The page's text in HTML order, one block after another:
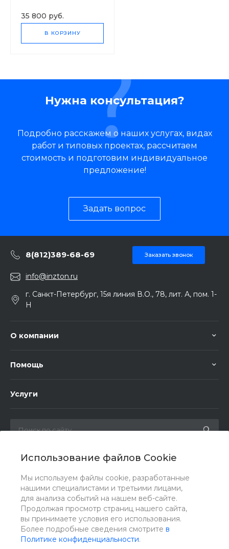
Использование файлов Cookie
Мы используем файлы cookie, разработанные
нашими специалистами и третьими лицами,
для анализа событий на нашем веб-сайте.
Продолжая просмотр страниц нашего сайта,
вы принимаете условия его использования.
Более подробные сведения смотрите в
Политике конфиденциальности.
35 800 руб.
В КОРЗИНУ
Нужна консультация?
Подробно расскажем о наших услугах, видах
работ и типовых проектах, рассчитаем
стоимость и подготовим индивидуальное
предложение!
Задать вопрос
8(812)389-68-69 Заказать звонок
info@inzton.ru
г. Санкт-Петербург, 15я линия В.О., 78, лит. А, пом. 1-
Н
О компании
Помощь
Услуги